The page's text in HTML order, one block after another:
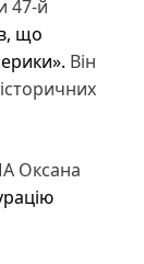
47-й
що
Він
Оксана